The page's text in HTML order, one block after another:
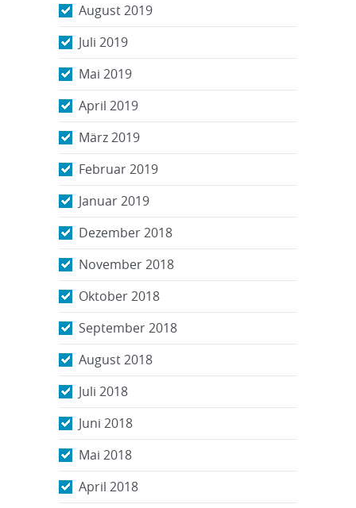
August 2019
Juli 2019
Mai 2019
April 2019
März 2019
Februar 2019
Januar 2019
Dezember 2018
November 2018
Oktober 2018
September 2018
August 2018
Juli 2018
Juni 2018
Mai 2018
April 2018